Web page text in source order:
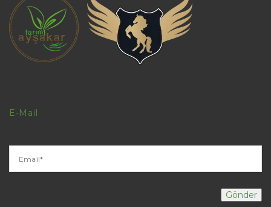
E-Mail